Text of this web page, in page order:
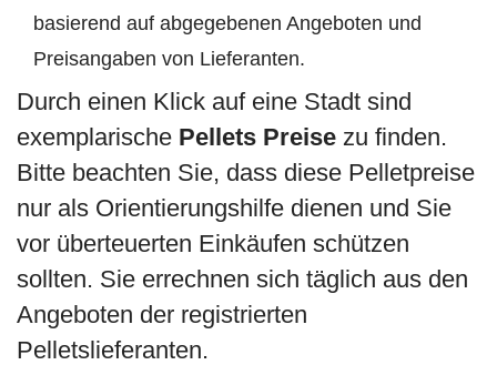
basierend auf abgegebenen Angeboten und
Preisangaben von Lieferanten.
Durch einen Klick auf eine Stadt sind
exemplarische Pellets Preise zu finden.
Bitte beachten Sie, dass diese Pelletpreise
nur als Orientierungshilfe dienen und Sie
vor überteuerten Einkäufen schützen
sollten. Sie errechnen sich täglich aus den
Angeboten der registrierten
Pelletslieferanten.